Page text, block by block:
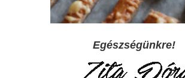
Egészségünkre!